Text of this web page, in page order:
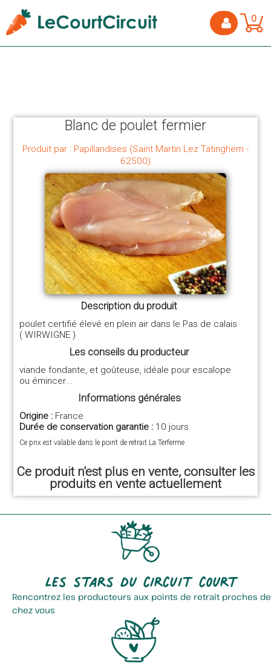
0
Blanc de poulet fermier
Produit par : Papillandises (Saint Martin Lez Tatinghem -
62500)
Description du produit
poulet certifié élevé en plein air dans le Pas de calais
( WIRWIGNE )
Les conseils du producteur
viande fondante, et goûteuse, idéale pour escalope
ou émincer...
Informations générales
Origine : France
Durée de conservation garantie : 10 jours
Ce prix est valable dans le point de retrait La Terferme
Ce produit n'est plus en vente, consulter les
produits en vente actuellement
Les stars du circuit court
Rencontrez les producteurs aux points de retrait proches de
chez vous